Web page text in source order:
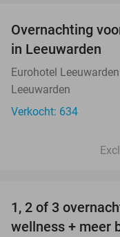
Overnachting
in Leeuwarden
Eurohotel Leeuwarden
Leeuwarden
Verkocht: 634
TODAY
1, 2 of 3
wellness + meer